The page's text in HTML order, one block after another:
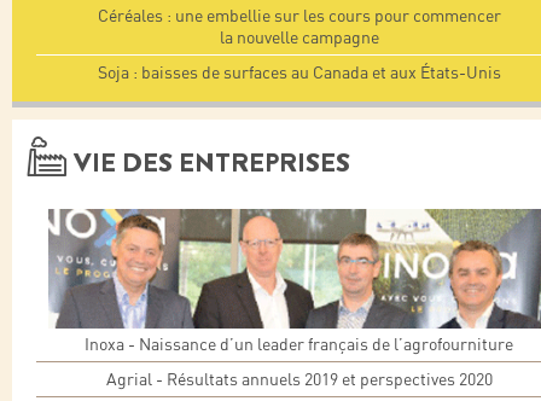
Céréales : une embellie sur les cours pour commencer
la nouvelle campagne
Soja : baisses de surfaces au Canada et aux États-Unis
VIE DES ENTREPRISES
Inoxa - Naissance d’un leader français de l’agrofourniture
Agrial - Résultats annuels 2019 et perspectives 2020